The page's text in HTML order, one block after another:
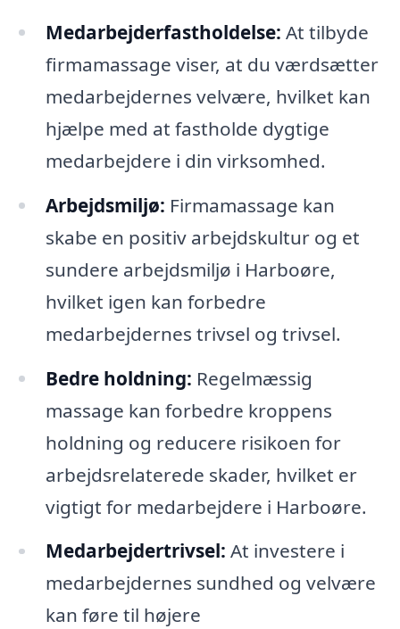
Medarbejderfastholdelse: At tilbyde
firmamassage viser, at du værdsætter
medarbejdernes velvære, hvilket kan
hjælpe med at fastholde dygtige
medarbejdere i din virksomhed.
Arbejdsmiljø: Firmamassage kan
skabe en positiv arbejdskultur og et
sundere arbejdsmiljø i Harboøre,
hvilket igen kan forbedre
medarbejdernes trivsel og trivsel.
Bedre holdning: Regelmæssig
massage kan forbedre kroppens
holdning og reducere risikoen for
arbejdsrelaterede skader, hvilket er
vigtigt for medarbejdere i Harboøre.
Medarbejdertrivsel: At investere i
medarbejdernes sundhed og velvære
kan føre til højere